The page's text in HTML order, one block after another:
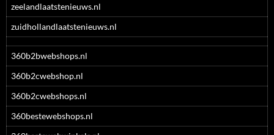
zeelandlaatstenieuws.nl
zuidhollandlaatstenieuws.nl
360b2bwebshops.nl
360b2cwebshop.nl
360b2cwebshops.nl
360bestewebshops.nl